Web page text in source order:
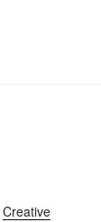
Creative